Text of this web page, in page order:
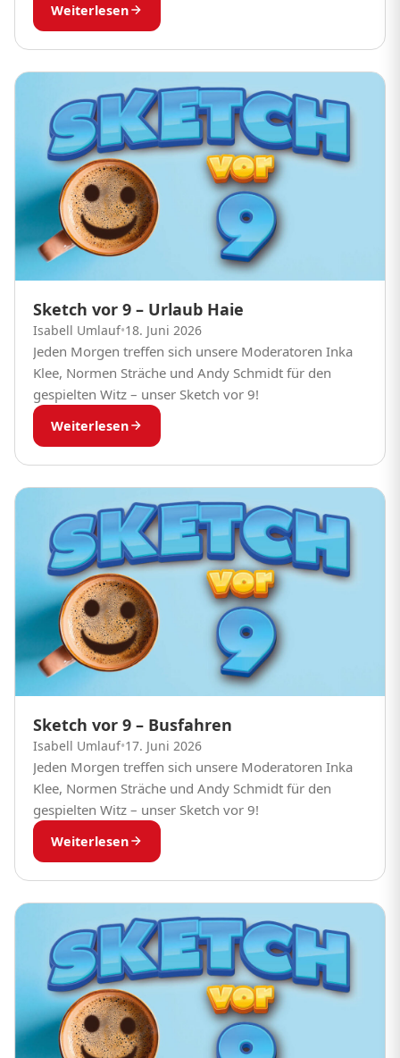
Weiterlesen
Sketch vor 9 – Urlaub Haie
Isabell Umlauf•18. Juni 2026
Jeden Morgen treffen sich unsere Moderatoren Inka
Klee, Normen Sträche und Andy Schmidt für den
gespielten Witz – unser Sketch vor 9!
Weiterlesen
Sketch vor 9 – Busfahren
Isabell Umlauf•17. Juni 2026
Jeden Morgen treffen sich unsere Moderatoren Inka
Klee, Normen Sträche und Andy Schmidt für den
gespielten Witz – unser Sketch vor 9!
Weiterlesen